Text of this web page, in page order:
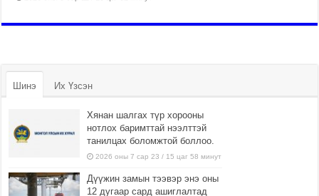
Шинэ Их Үзсэн
Хянан шалгах түр хорооны
нотлох баримттай нээлттэй
танилцах боломжтой боллоо.
2026 оны 7 сар 23 / 15 цаг 58 минут
Дүүжин замын тээвэр энэ оны
12 дугаар сард ашиглалтад